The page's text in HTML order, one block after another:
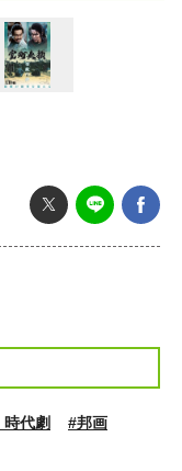
時代劇 #邦画